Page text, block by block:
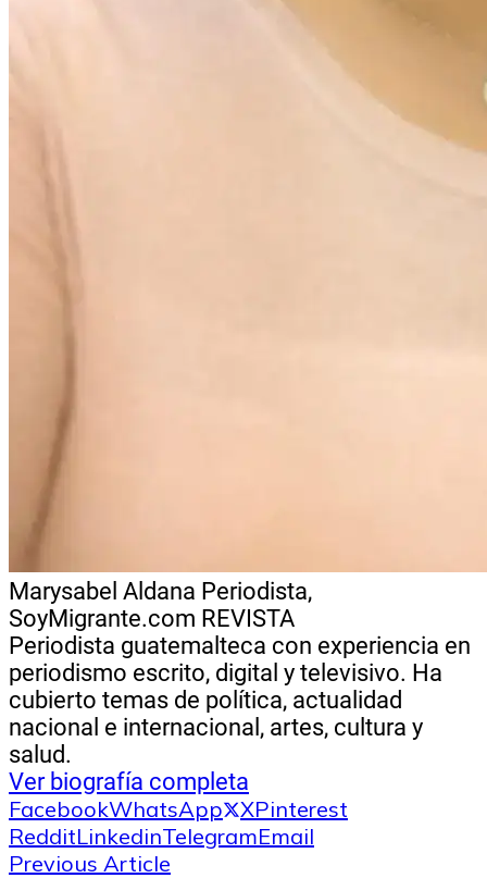
Marysabel Aldana Periodista,
SoyMigrante.com REVISTA
Periodista guatemalteca con experiencia en
periodismo escrito, digital y televisivo. Ha
cubierto temas de política, actualidad
nacional e internacional, artes, cultura y
salud.
Ver biografía completa
FacebookWhatsApp XPinterest
RedditLinkedinTelegramEmail
Previous Article